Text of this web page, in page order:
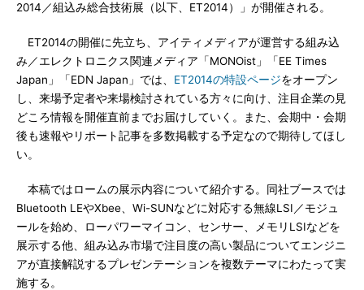
2014／組込み総合技術展（以下、ET2014）」が開催される。
ET2014の開催に先立ち、アイティメディアが運営する組み込
み／エレクトロニクス関連メディア「MONOist」「EE Times
Japan」「EDN Japan」では、 ET2014の特設ページをオープン
し、来場予定者や来場検討されている方々に向け、注目企業の見
どころ情報を開催直前までお届けしていく。また、会期中・会期
後も速報やリポート記事を多数掲載する予定なので期待してほし
い。
本稿ではロームの展示内容について紹介する。同社ブースでは
Bluetooth LEやXbee、Wi-SUNなどに対応する無線LSI／モジュ
ールを始め、ローパワーマイコン、センサー、メモリLSIなどを
展示する他、組み込み市場で注目度の高い製品についてエンジニ
アが直接解説するプレゼンテーションを複数テーマにわたって実
施する。